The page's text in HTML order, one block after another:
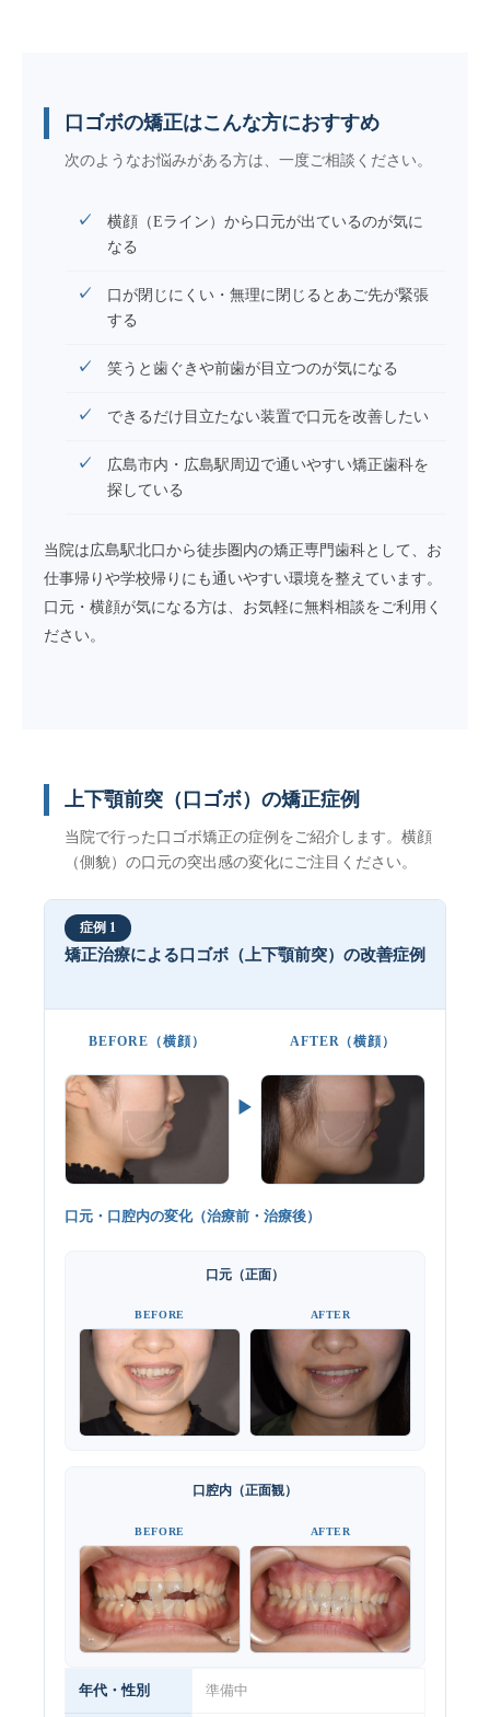
口ゴボの矯正はこんな方におすすめ
次のようなお悩みがある方は、一度ご相談ください。
横顔（Eライン）から口元が出ているのが気に
なる
口が閉じにくい・無理に閉じるとあご先が緊張
する
笑うと歯ぐきや前歯が目立つのが気になる
できるだけ目立たない装置で口元を改善したい
広島市内・広島駅周辺で通いやすい矯正歯科を
探している
当院は広島駅北口から徒歩圏内の矯正専門歯科として、お
仕事帰りや学校帰りにも通いやすい環境を整えています。
口元・横顔が気になる方は、お気軽に無料相談をご利用く
ださい。
上下顎前突（口ゴボ）の矯正症例
当院で行った口ゴボ矯正の症例をご紹介します。横顔
（側貌）の口元の突出感の変化にご注目ください。
症例 1
矯正治療による口ゴボ（上下顎前突）の改善症例
BEFORE（横顔）
▶
AFTER（横顔）
口元・口腔内の変化（治療前・治療後）
口元（正面）
BEFORE AFTER
口腔内（正面観）
BEFORE AFTER
年代・性別 準備中